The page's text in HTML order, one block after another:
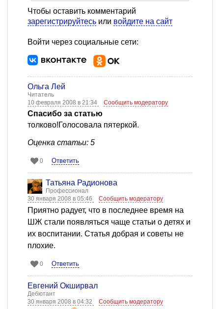
Чтобы оставить комментарий
зарегистрируйтесь или войдите на сайт
Войти через социальные сети:
Ольга Лей
Читатель
10 февраля 2008 в 21:34
Сообщить модератору
Спасибо за статью
толково!Голосовала пятеркой.
Оценка статьи: 5
0 Ответить
Татьяна Радионова
Профессионал
30 января 2008 в 05:46
Сообщить модератору
Приятно радует, что в последнее время на
ШЖ стали появляться чаще статьи о детях и
их воспитании. Статья добрая и советы не
плохие.
0 Ответить
Евгений Окширвал
Дебютант
30 января 2008 в 04:32
Сообщить модератору